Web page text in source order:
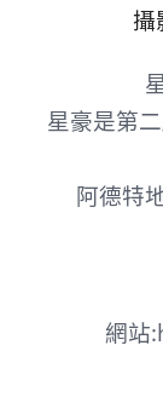
攝
星豪是第
阿德特
網站: